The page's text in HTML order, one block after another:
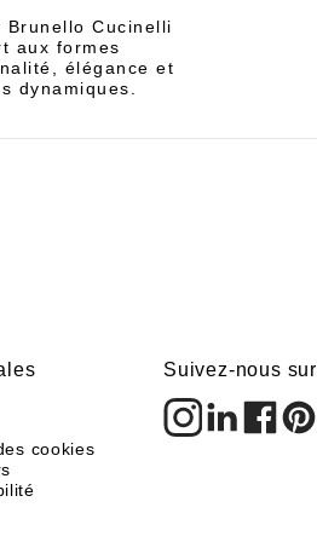
Cucinelli
aux formes
élégance et
dynamiques.
cookies
Suivez-nous sur